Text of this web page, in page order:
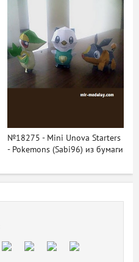
№18275 - Mini Unova Starters
- Pokemons (Sabi96) из бумаги